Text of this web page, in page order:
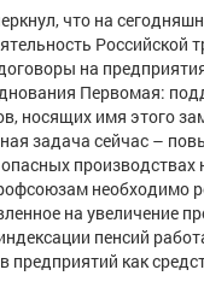
что на
Российской
на
Первомая:
носящих имя этого
задача сейчас –
необходимо
на увеличение
пенсий
как